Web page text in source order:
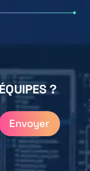
?
Envoyer